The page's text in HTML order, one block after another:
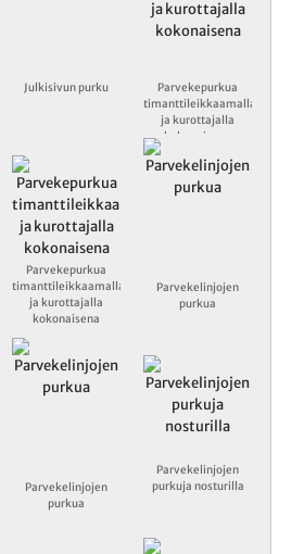
Julkisivun purku
Parvekepurkua
timanttileikkaamalla
ja kurottajalla
kokonaisena
Parvekepurkua
timanttileikkaamalla
ja kurottajalla
kokonaisena
Parvekelinjojen
purkua
Parvekelinjojen
purkua
Parvekelinjojen
purkuja nosturilla